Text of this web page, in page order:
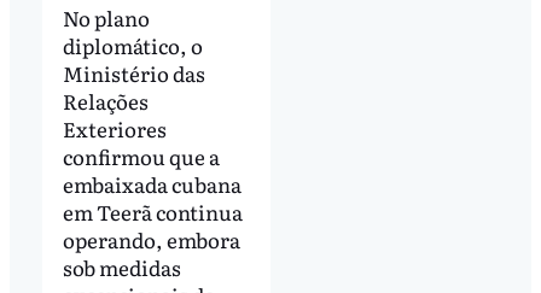
No plano
diplomático, o
Ministério das
Relações
Exteriores
confirmou que a
embaixada cubana
em Teerã continua
operando, embora
sob medidas